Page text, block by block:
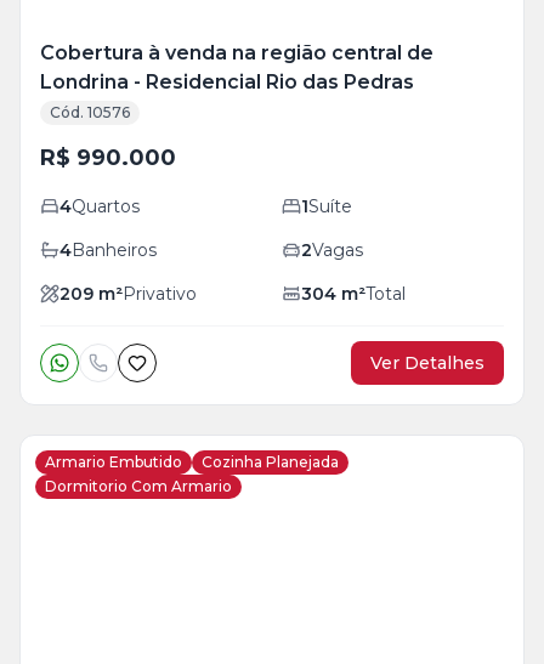
Cobertura à venda na região central de
Londrina - Residencial Rio das Pedras
Cód. 10576
R$ 990.000
4Quartos 1Suíte
4Banheiros 2Vagas
209 m²Privativo 304 m²Total
Ver Detalhes
Armario Embutido
Cozinha Planejada
Dormitorio Com Armario